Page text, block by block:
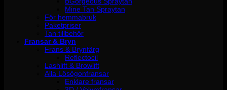
Mine Tan Spraytan
För hemmabruk
Paketpriser
Tan tillbehör
Fransar & Bryn
Frans & Brynfärg
Reflectocil
Lashlift & Browlift
Alla Lösögonfransar
Enklare fransar